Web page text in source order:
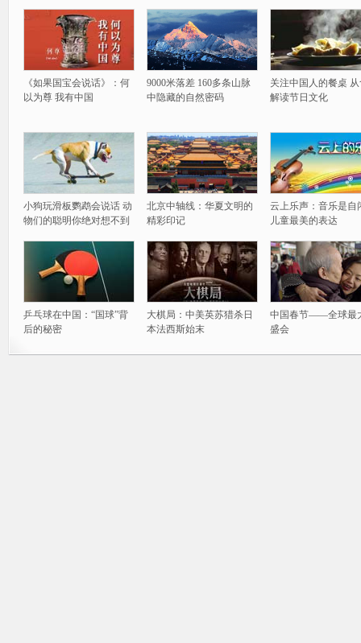
《如果国宝会说话》：何
以为尊 我有中国
9000米落差 160多条山脉
中隐藏的自然密码
关注中国人的餐桌
解读节日文化
小狗玩滑板鹦鹉会说话 动
物们的聪明你绝对想不到
北京中轴线：华夏文明的
精彩印记
云上乐声：音乐是自
儿童最美的表达
乒乓球在中国：“国球”背
后的秘密
大棋局：中美英苏猎杀日
本法西斯始末
中国春节——全球最
盛会